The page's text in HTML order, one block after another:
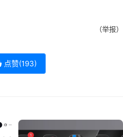
（举报）
点赞(193)